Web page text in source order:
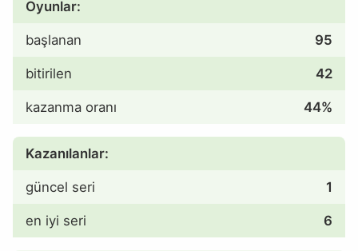
Oyunlar:
başlanan 95
bitirilen 42
kazanma oranı 44%
Kazanılanlar:
güncel seri 1
en iyi seri 6